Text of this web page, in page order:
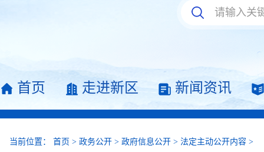
首页 走进新区 新闻资讯
当前位置： 首页 > 政务公开 > 政府信息公开 > 法定主动公开内容 >